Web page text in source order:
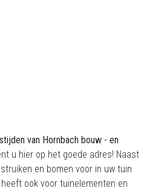
van Hornbach bouw - en
u hier op het goede adres! Naast
en bomen voor in uw tuin
heeft ook voor tuinelementen en